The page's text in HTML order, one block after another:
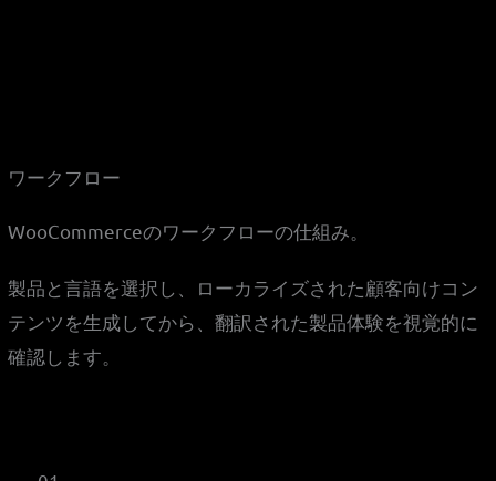
ワークフロー
WooCommerceのワークフローの仕組み。
製品と言語を選択し、ローカライズされた顧客向けコン
テンツを生成してから、翻訳された製品体験を視覚的に
確認します。